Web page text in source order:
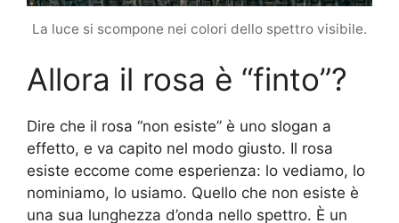
La luce si scompone nei colori dello spettro visibile.
Allora il rosa è “finto”?
Dire che il rosa “non esiste” è uno slogan a
effetto, e va capito nel modo giusto. Il rosa
esiste eccome come esperienza: lo vediamo, lo
nominiamo, lo usiamo. Quello che non esiste è
una sua lunghezza d’onda nello spettro. È un